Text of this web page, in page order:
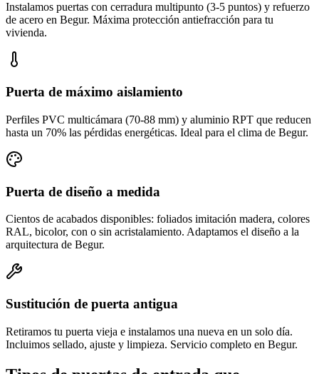
Instalamos puertas con cerradura multipunto (3-5 puntos) y refuerzo
de acero en Begur. Máxima protección antiefracción para tu
vivienda.
Puerta de máximo aislamiento
Perfiles PVC multicámara (70-88 mm) y aluminio RPT que reducen
hasta un 70% las pérdidas energéticas. Ideal para el clima de Begur.
Puerta de diseño a medida
Cientos de acabados disponibles: foliados imitación madera, colores
RAL, bicolor, con o sin acristalamiento. Adaptamos el diseño a la
arquitectura de Begur.
Sustitución de puerta antigua
Retiramos tu puerta vieja e instalamos una nueva en un solo día.
Incluimos sellado, ajuste y limpieza. Servicio completo en Begur.